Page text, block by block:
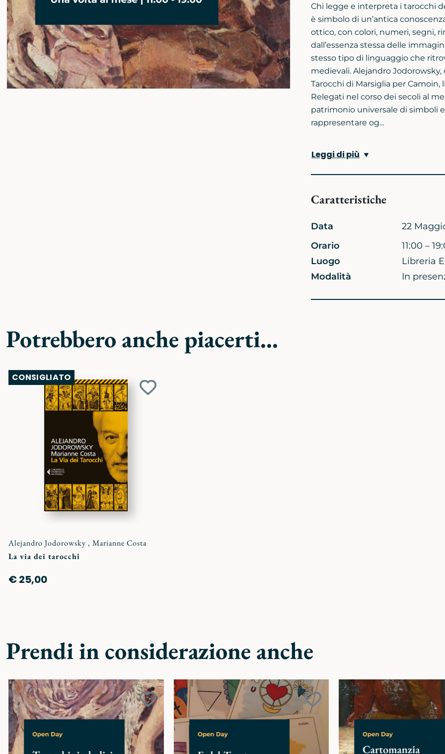
Chi legge e interpreta i tarocchi
è simbolo di un’antica
ottico, con colori, numeri, segni,
dall’essenza stessa delle
stesso tipo di linguaggio che
medievali. Alejandro
Tarocchi di Marsiglia per Camoin,
Relegati nel corso dei secoli al
patrimonio universale di simboli
rappresentare og...
Leggi di più
Caratteristiche
Data
22
Orario
11:00 –
Luogo
Libreria
Modalità
In
Potrebbero anche piacerti...
CONSIGLIATO
Aggiungi
Alejandro Jodorowsky , Marianne Costa
La via dei tarocchi
€ 25,00
Prendi in considerazione anche
Aggiungi
ai
preferiti
Aggiungi
ai
preferiti